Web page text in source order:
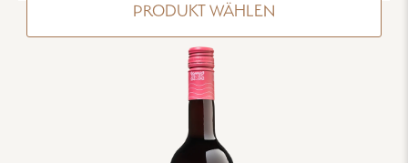
PRODUKT WÄHLEN